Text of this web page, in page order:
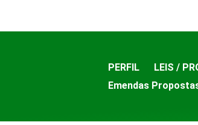
PERFIL LEIS /
Emendas